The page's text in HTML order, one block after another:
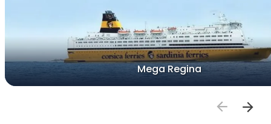
Mega Regina